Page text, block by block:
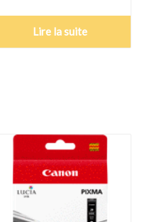
Lire la suite